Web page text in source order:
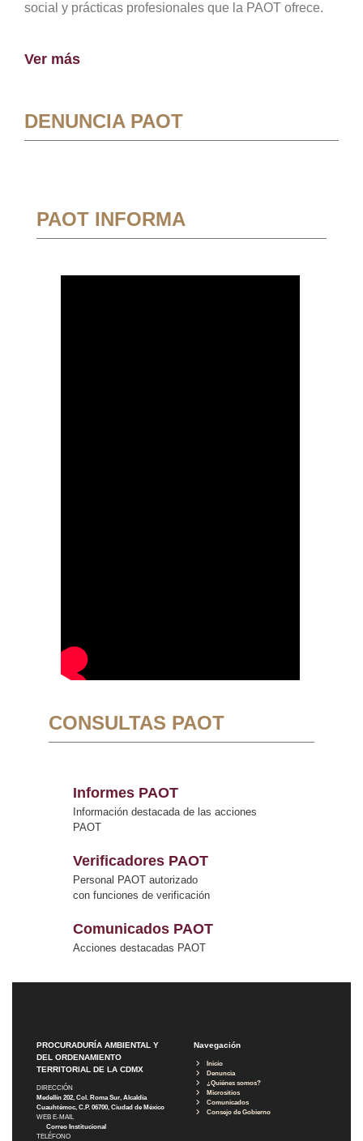
social y prácticas profesionales que la PAOT ofrece.
Ver más
DENUNCIA PAOT
PAOT INFORMA
CONSULTAS PAOT
Informes PAOT
Información destacada de las acciones
PAOT
Verificadores PAOT
Personal PAOT autorizado
con funciones de verificación
Comunicados PAOT
Acciones destacadas PAOT
PROCURADURÍA AMBIENTAL Y
DEL ORDENAMIENTO
TERRITORIAL DE LA CDMX
DIRECCIÓN
Medellín 202, Col. Roma Sur, Alcaldía
Cuauhtémoc, C.P. 06700, Ciudad de México
WEB E-MAIL
Correo Institucional
TELÉFONO
Navegación
Inicio
Denuncia
¿Quiénes somos?
Micrositios
Comunicados
Consejo de Gobierno